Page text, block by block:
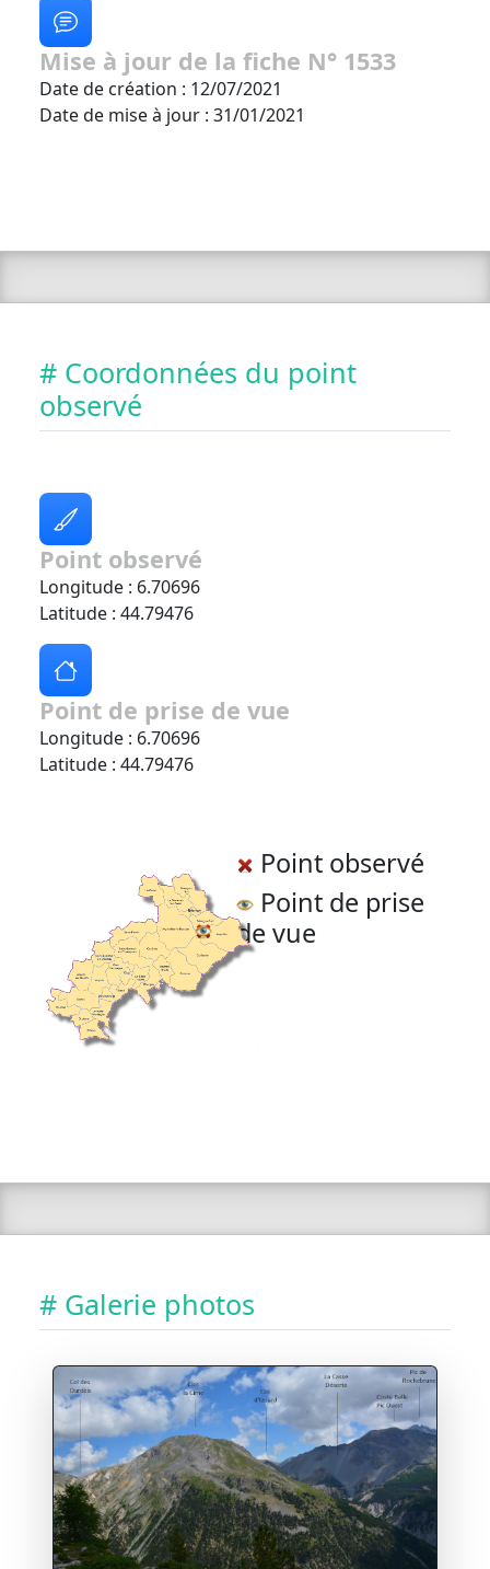
Mise à jour de la fiche N° 1533
Date de création : 12/07/2021
Date de mise à jour : 31/01/2021
# Coordonnées du point
observé
Point observé
Longitude : 6.70696
Latitude : 44.79476
Point de prise de vue
Longitude : 6.70696
Latitude : 44.79476
Point observé
Point de prise
de vue
# Galerie photos